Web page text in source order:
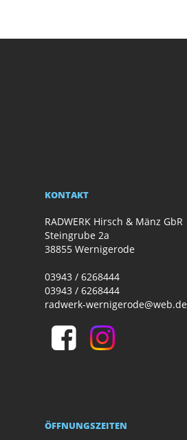
KONTAKT
RADWERK Hirsch & Mänz GbR
Steingrube 2a
38855 Wernigerode
03943 / 6268444
03943 / 6268444
radwerk-wernigerode@web.de
ÖFFNUNGSZEITEN